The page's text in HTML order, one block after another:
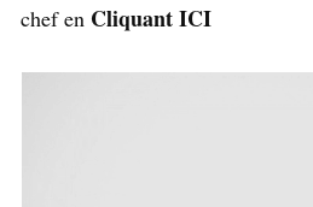
chef en Cliquant ICI